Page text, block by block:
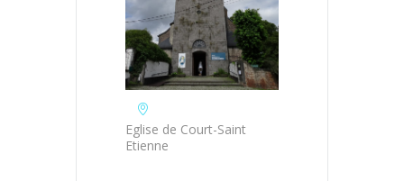
Eglise de Court-Saint
Etienne